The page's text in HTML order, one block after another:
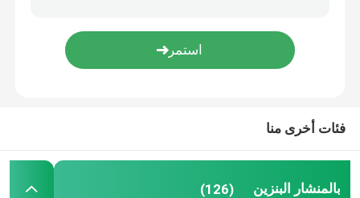
منفاخ الورق والثلج
غيرها
فئات أخرى منا
بالمنشار البنزين (126)